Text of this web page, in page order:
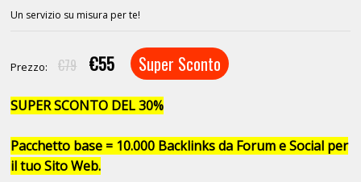
Un servizio su misura per te!
Prezzo: €79 €55 Super Sconto
SUPER SCONTO DEL 30%
Pacchetto base = 10.000 Backlinks da Forum e Social per
il tuo Sito Web.